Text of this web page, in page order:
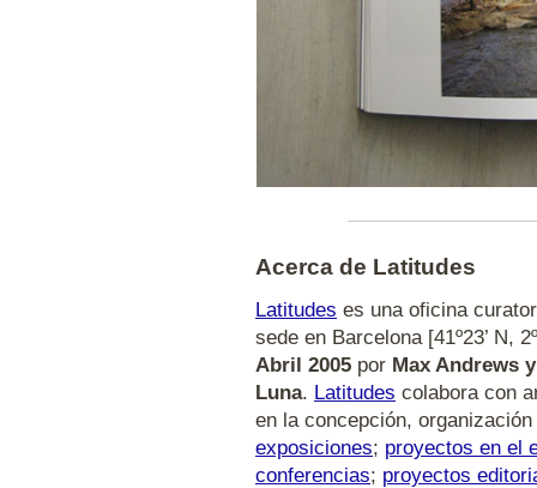
Acerca de Latitudes
Latitudes es una oficina
sede en Barcelona [41º23’ N,
Abril 2005 por Max Andrews
Luna. Latitudes colabora con
en la concepción,
exposiciones; proyectos en el
conferencias; proyectos